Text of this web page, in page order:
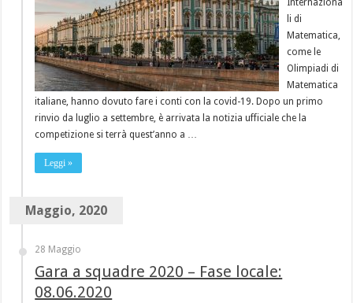
Internaziona
li di
Matematica,
come le
Olimpiadi di
Matematica
italiane, hanno dovuto fare i conti con la covid-19. Dopo un primo
rinvio da luglio a settembre, è arrivata la notizia ufficiale che la
competizione si terrà quest’anno a …
Leggi »
Maggio, 2020
28 Maggio
Gara a squadre 2020 – Fase locale:
08.06.2020